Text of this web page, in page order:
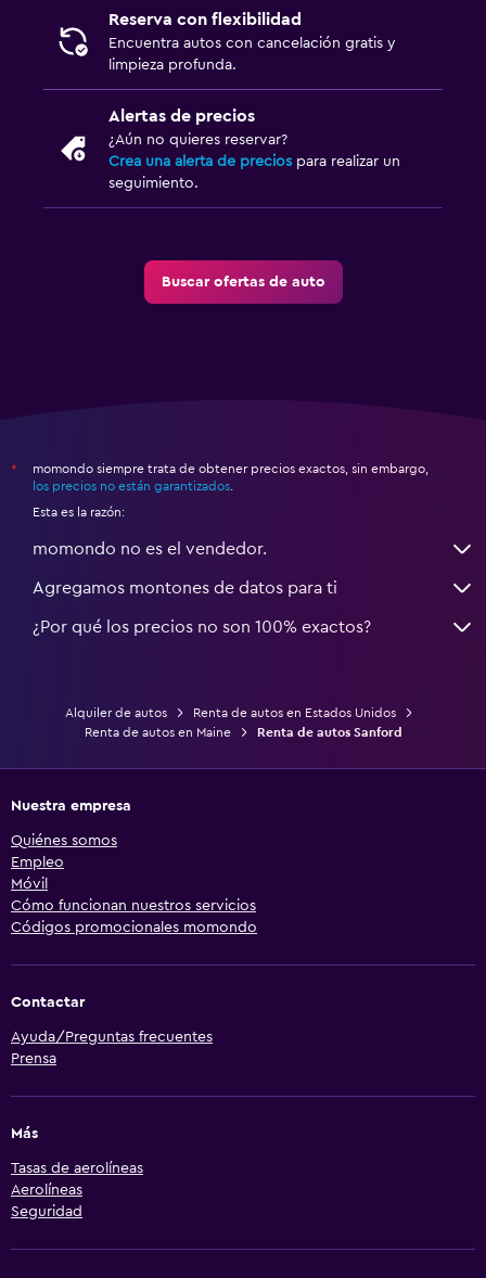
Reserva con flexibilidad
Encuentra autos con cancelación gratis y
limpieza profunda.
Alertas de precios
¿Aún no quieres reservar?
Crea una alerta de precios para realizar un
seguimiento.
Buscar ofertas de auto
*
momondo siempre trata de obtener precios exactos, sin embargo,
los precios no están garantizados.
Esta es la razón:
momondo no es el vendedor.
Agregamos montones de datos para ti
¿Por qué los precios no son 100% exactos?
Alquiler de autos
Renta de autos en Estados Unidos
Renta de autos en Maine
Renta de autos Sanford
Nuestra empresa
Quiénes somos
Empleo
Móvil
Cómo funcionan nuestros servicios
Códigos promocionales momondo
Contactar
Ayuda/Preguntas frecuentes
Prensa
Más
Tasas de aerolíneas
Aerolíneas
Seguridad